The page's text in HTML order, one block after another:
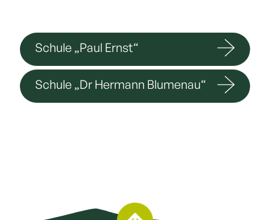
Schule „Paul Ernst“
Schule „Dr Hermann Blumenau“